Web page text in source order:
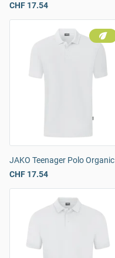
CHF 17.54
JAKO Teenager Polo Organic
CHF 17.54